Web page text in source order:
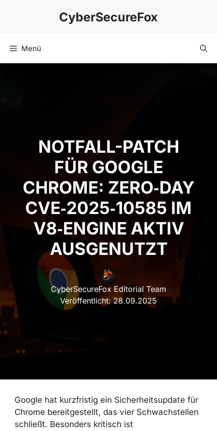
CyberSecureFox
Menü
NOTFALL-PATCH
FÜR GOOGLE
CHROME: ZERO‑DAY
CVE‑2025‑10585 IM
V8‑ENGINE AKTIV
AUSGENUTZT
CyberSecureFox Editorial Team
Veröffentlicht:28.09.2025
Google hat kurzfristig ein Sicherheitsupdate für
Chrome bereitgestellt, das vier Schwachstellen
schließt. Besonders kritisch ist